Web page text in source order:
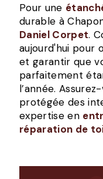
Pour une
durable à
Daniel Corpet.
aujourd'hui pour
et garantir que
parfaitement
l’année.
protégée des
expertise en
réparation de